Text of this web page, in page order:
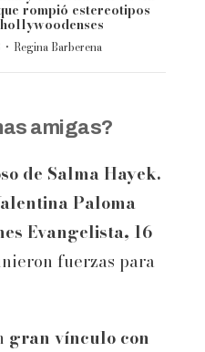
rompió estereotipos
hollywoodenses
· Regina Barberena
amigas?
de Salma Hayek.
Paloma
Evangelista, 16
fuerzas para
gran vínculo con